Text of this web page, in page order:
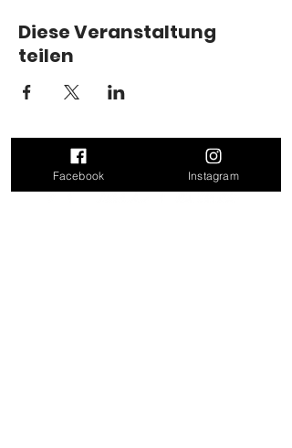
Diese Veranstaltung
teilen
Facebook Instagram